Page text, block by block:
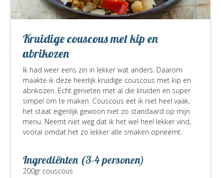
Kruidige couscous met kip en
abrikozen
Ik had weer eens zin in lekker wat anders. Daarom
maakte ik deze heerlijk kruidige couscous met kip en
abrikozen. Echt genieten met al die kruiden en super
simpel om te maken. Couscous eet ik niet heel vaak,
het staat eigenlijk gewoon niet zo standaard op mijn
menu. Neemt niet weg dat ik het wel heel lekker vind,
vooral omdat het zo lekker alle smaken opneemt.
Ingrediënten (3-4 personen)
200gr couscous